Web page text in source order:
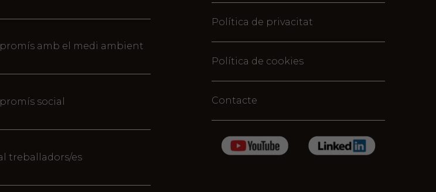
amb el medi ambient
social
treballadors/es
Política de privacitat
Política de cookies
Contacte